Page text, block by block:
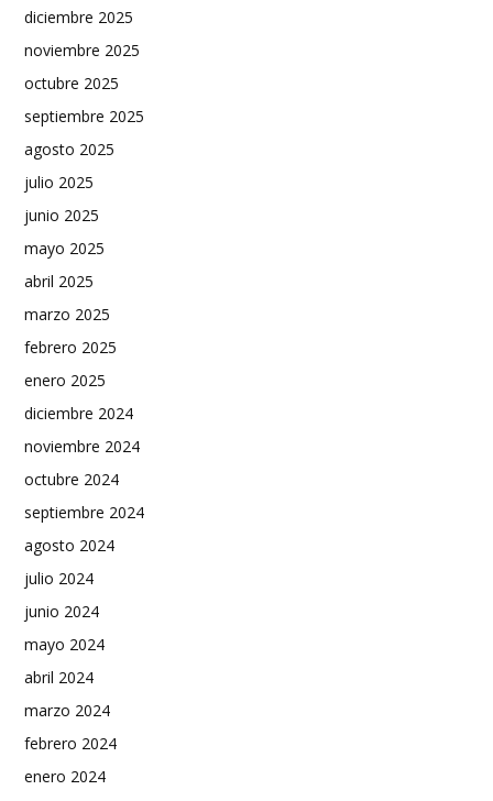
diciembre 2025
noviembre 2025
octubre 2025
septiembre 2025
agosto 2025
julio 2025
junio 2025
mayo 2025
abril 2025
marzo 2025
febrero 2025
enero 2025
diciembre 2024
noviembre 2024
octubre 2024
septiembre 2024
agosto 2024
julio 2024
junio 2024
mayo 2024
abril 2024
marzo 2024
febrero 2024
enero 2024